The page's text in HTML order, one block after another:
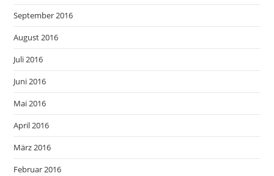
September 2016
August 2016
Juli 2016
Juni 2016
Mai 2016
April 2016
März 2016
Februar 2016